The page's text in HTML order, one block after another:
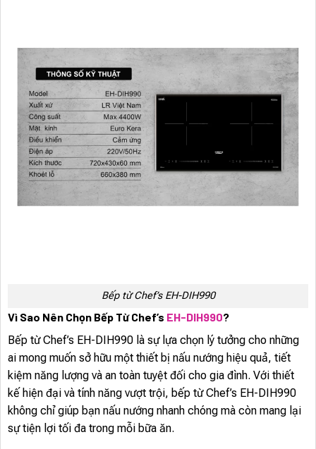
Bếp từ Chef’s EH-DIH990
Vì Sao Nên Chọn Bếp Từ Chef’s EH-DIH990?
Bếp từ Chef’s EH-DIH990 là sự lựa chọn lý tưởng cho những
ai mong muốn sở hữu một thiết bị nấu nướng hiệu quả, tiết
kiệm năng lượng và an toàn tuyệt đối cho gia đình. Với thiết
kế hiện đại và tính năng vượt trội, bếp từ Chef’s EH-DIH990
không chỉ giúp bạn nấu nướng nhanh chóng mà còn mang lại
sự tiện lợi tối đa trong mỗi bữa ăn.